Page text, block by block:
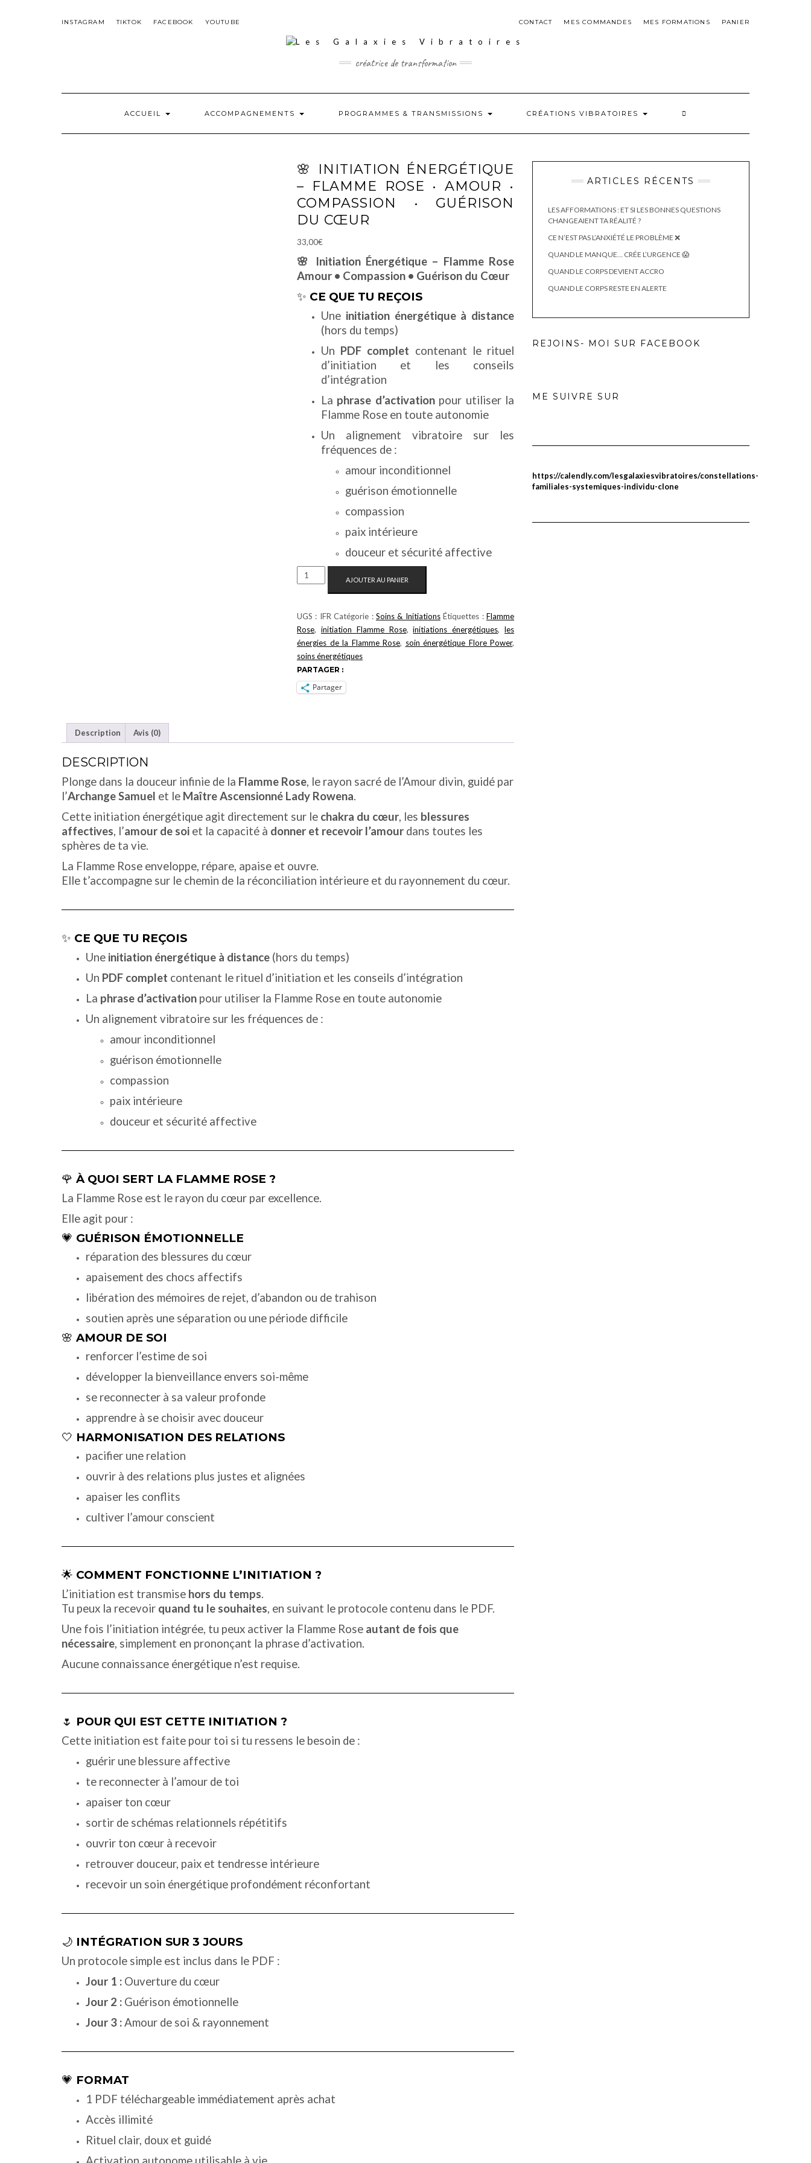
INSTAGRAM TIKTOK FACEBOOK YOUTUBE CONTACT MES COMMANDES MES FORMATIONS PANIER
créatrice de transformation
ACCUEIL ACCOMPAGNEMENTS PROGRAMMES & TRANSMISSIONS CRÉATIONS VIBRATOIRES
🌸 INITIATION ÉNERGÉTIQUE
– FLAMME ROSE • AMOUR •
COMPASSION • GUÉRISON
DU CŒUR
33,00€
🌸 Initiation Énergétique – Flamme Rose
Amour • Compassion • Guérison du Cœur
✨ CE QUE TU REÇOIS
Une initiation énergétique à distance
(hors du temps)
Un PDF complet contenant le rituel
d’initiation et les conseils
d’intégration
La phrase d’activationpour utiliser la
Flamme Rose en toute autonomie
Un alignement vibratoire sur les
fréquences de :
amour inconditionnel
guérison émotionnelle
compassion
paix intérieure
douceur et sécurité affective
QUANTITÉ
DE
INITIATION
ÉNERGÉTIQUE
–
FLAMME
AMOUR
GUÉRISON
AJOUTER AU PANIER
UGS : IFR Catégorie :Soins & Initiations Étiquettes :Flamme
Rose, initiation Flamme Rose,initiations énergétiques,les
énergies de la Flamme Rose, soin énergétique Flore Power,
soins énergétiques
PARTAGER :
Partager
Description Avis (0)
DESCRIPTION
Plonge dans la douceur infinie de la Flamme Rose, le rayon sacré de l’Amour divin, guidé par
l’Archange Samuel et le MaîtreAscensionné Lady Rowena.
Cette initiation énergétique agit directement sur le chakra du cœur, les blessures
affectives, l’amour de soi et la capacité à donner et recevoir l’amour dans toutes les
sphères de ta vie.
La Flamme Rose enveloppe, répare, apaise et ouvre.
Elle t’accompagne sur le chemin de la réconciliation intérieure et du rayonnement du cœur.
✨ CE QUE TU REÇOIS
Une initiation énergétique à distance (hors du temps)
Un PDF complet contenant le rituel d’initiation et les conseils d’intégration
La phrase d’activation pour utiliser la Flamme Rose en toute autonomie
Un alignement vibratoire sur les fréquences de :
amour inconditionnel
guérison émotionnelle
compassion
paix intérieure
douceur et sécurité affective
🌹 À QUOI SERT LA FLAMME ROSE ?
La Flamme Rose est le rayon du cœur par excellence.
Elle agit pour :
💗 GUÉRISON ÉMOTIONNELLE
réparation des blessures du cœur
apaisement des chocs affectifs
libération des mémoires de rejet, d’abandon ou de trahison
soutien après une séparation ou une période difficile
🌸 AMOUR DE SOI
renforcer l’estime de soi
développer la bienveillance envers soi-même
se reconnecter à sa valeur profonde
apprendre à se choisir avec douceur
🤍 HARMONISATION DES RELATIONS
pacifier une relation
ouvrir à des relations plus justes et alignées
apaiser les conflits
cultiver l’amour conscient
🌟 COMMENT FONCTIONNE L’INITIATION ?
L’initiation est transmise hors du temps.
Tu peux la recevoir quand tu le souhaites, en suivant le protocole contenu dans le PDF.
Une fois l’initiation intégrée, tu peux activer la Flamme Rose autant de fois que
nécessaire, simplement en prononçant la phrase d’activation.
Aucune connaissance énergétique n’est requise.
🌷 POUR QUI EST CETTE INITIATION ?
Cette initiation est faite pour toi si tu ressens le besoin de :
guérir une blessure affective
te reconnecter à l’amour de toi
apaiser ton cœur
sortir de schémas relationnels répétitifs
ouvrir ton cœur à recevoir
retrouver douceur, paix et tendresse intérieure
recevoir un soin énergétique profondément réconfortant
🌙 INTÉGRATION SUR 3 JOURS
Un protocole simple est inclus dans le PDF :
Jour 1 : Ouverture du cœur
Jour 2 : Guérison émotionnelle
Jour 3 :Amour de soi & rayonnement
💗 FORMAT
1 PDF téléchargeable immédiatement après achat
Accès illimité
Rituel clair, doux et guidé
ARTICLES RÉCENTS
LES AFFORMATIONS : ET SI LES BONNES QUESTIONS
CHANGEAIENT TA RÉALITÉ ?
CE N’EST PAS L’ANXIÉTÉ LE PROBLÈME ❌
QUAND LE MANQUE… CRÉE L’URGENCE 😱
QUAND LE CORPS DEVIENT ACCRO
QUAND LE CORPS RESTE EN ALERTE
REJOINS- MOI SUR FACEBOOK
ME SUIVRE SUR
https://calendly.com/lesgalaxiesvibratoires/constellations-
familiales-systemiques-individu-clone